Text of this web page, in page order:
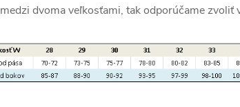
medzi dvoma veľkosťami, tak odporúčame zvoliť